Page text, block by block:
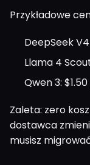
Przykładowe
DeepSeek
Llama 4
Qwen 3:
Zaleta: zero
dostawca
musisz